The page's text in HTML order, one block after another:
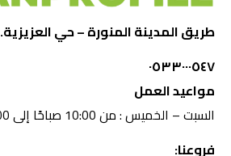
طريق المدينة المنورة – حي العزيزية.
٠٥٣٣٠٠٠٥٤٧
مواعيد العمل
السبت – الخميس : من 10:00 صباحًا إلى 7:00 مساءً
فروعنا: